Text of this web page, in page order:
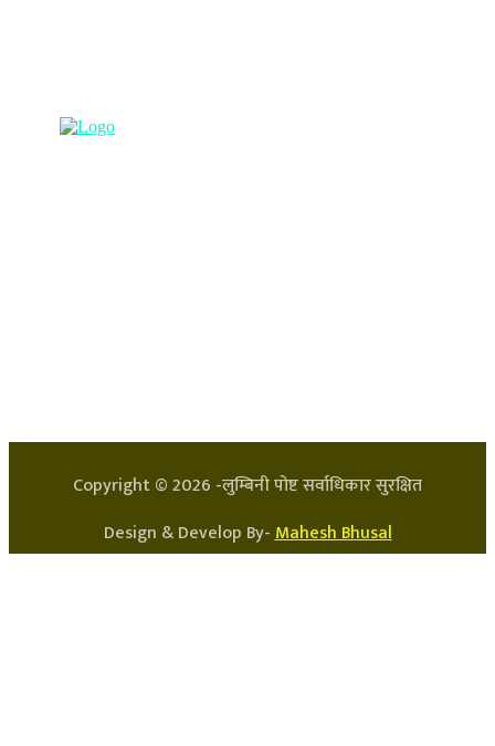
Copyright ©2026 -लुम्बिनी पोष्ट सर्वाधिकार सुरक्षित
Design & Develop By-Mahesh Bhusal